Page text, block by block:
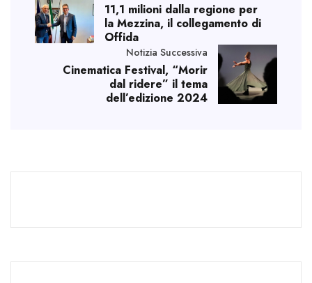
11,1 milioni dalla regione per
la Mezzina, il collegamento di
Offida
Notizia Successiva
Cinematica Festival, “Morir
dal ridere” il tema
dell’edizione 2024